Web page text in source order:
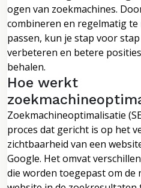
ogen van zoekmachines.
combineren en regelmatig
passen, kun je stap voor stap
verbeteren en betere
behalen.
Hoe werkt
Zoekmachineoptimalisatie
proces dat gericht is op het
zichtbaarheid van een
Google. Het omvat
die worden toegepast om de